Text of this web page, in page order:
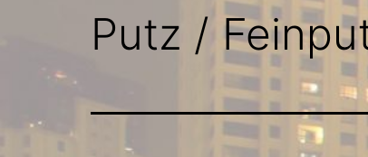
Technik
und
Putz /